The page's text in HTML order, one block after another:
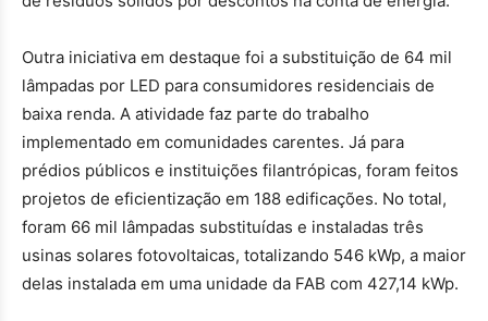
Outra iniciativa em destaque foi a substituição de 64 mil
lâmpadas por LED para consumidores residenciais de
baixa renda. A atividade faz parte do trabalho
implementado em comunidades carentes. Já para
prédios públicos e instituições filantrópicas, foram feitos
projetos de eficientização em 188 edificações. No total,
foram 66 mil lâmpadas substituídas e instaladas três
usinas solares fotovoltaicas, totalizando 546 kWp, a maior
delas instalada em uma unidade da FAB com 427,14 kWp.